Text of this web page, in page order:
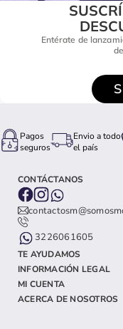
Entérate de
Pagos
seguros
Envio a todo
el país
CONTÁCTANOS
3226061605
TE AYUDAMOS
INFORMACIÓN LEGAL
MI CUENTA
ACERCA DE NOSOTROS